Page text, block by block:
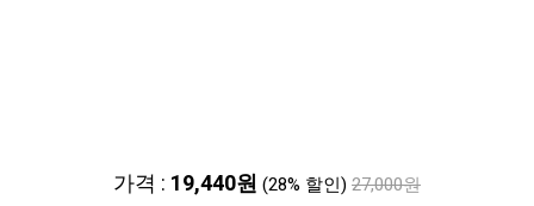
가격 : 19,440원 (28% 할인) 27,000원